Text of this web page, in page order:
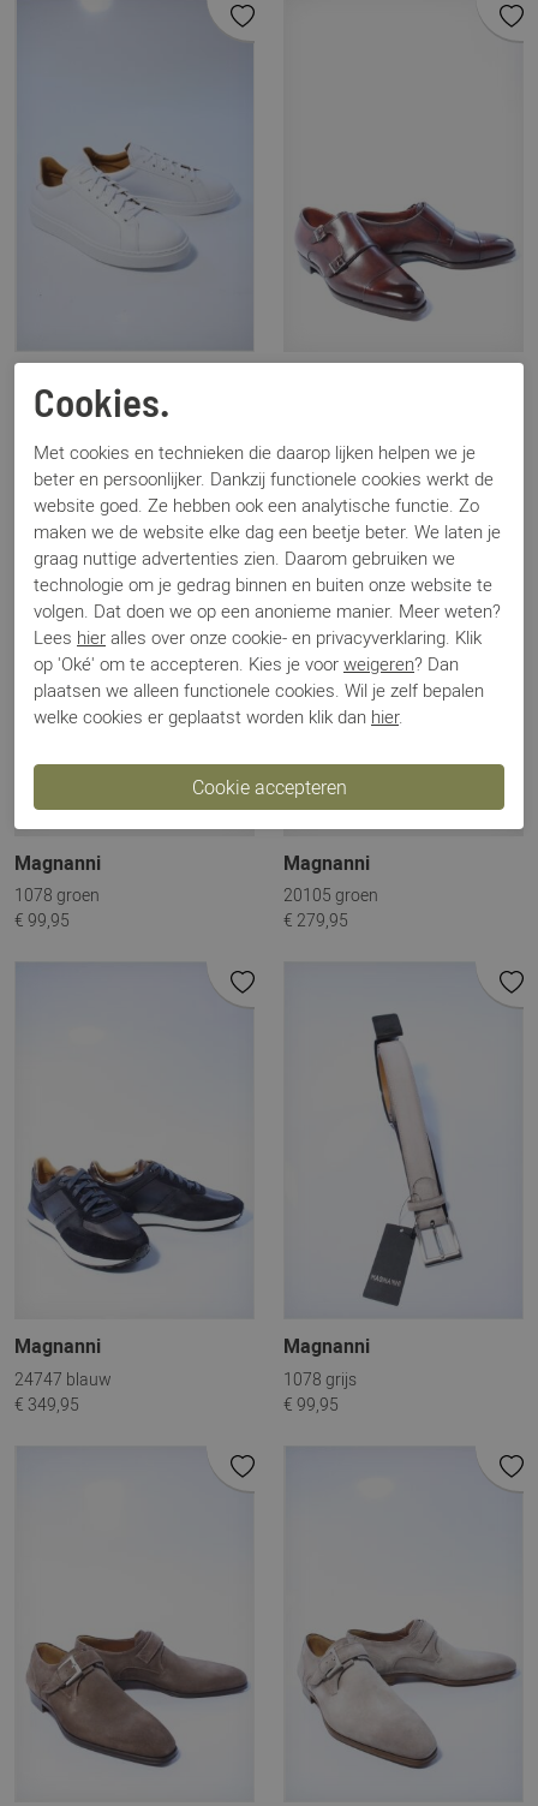
24720 wit
Magnanni
1078 groen
€ 99,95
Magnanni
20105 groen
€ 279,95
Magnanni
24747 blauw
€ 349,95
Magnanni
1078 grijs
€ 99,95
Cookies.
Met cookies en technieken die daarop lijken helpen we je
beter en persoonlijker. Dankzij functionele cookies werkt de
website goed. Ze hebben ook een analytische functie. Zo
maken we de website elke dag een beetje beter. We laten je
graag nuttige advertenties zien. Daarom gebruiken we
technologie om je gedrag binnen en buiten onze website te
volgen. Dat doen we op een anonieme manier. Meer weten?
Lees hier alles over onze cookie- en privacyverklaring. Klik
op 'Oké' om te accepteren. Kies je voor weigeren? Dan
plaatsen we alleen functionele cookies. Wil je zelf bepalen
welke cookies er geplaatst worden klik dan hier.